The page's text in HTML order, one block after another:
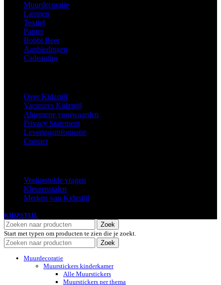
Muurdecoratie
Lampen
Textiel
Papier
Bobbi Beer
Aanbiedingen
Cadeautips
Over Kidzstijl
Vacatures Kidzstijl
Algemene voorwaarden
Privacy Statement
Leveringsinformatie
Contact
Veelgestelde vragen
Kleurenstalen
Merken van Kidzstijl
KIDZSTIJL
Zoek
Start met typen om producten te zien die je zoekt.
Zoek
Muurdecoratie
Muurstickers kinderkamer
Alle Muurstickers
Muurstickers per thema